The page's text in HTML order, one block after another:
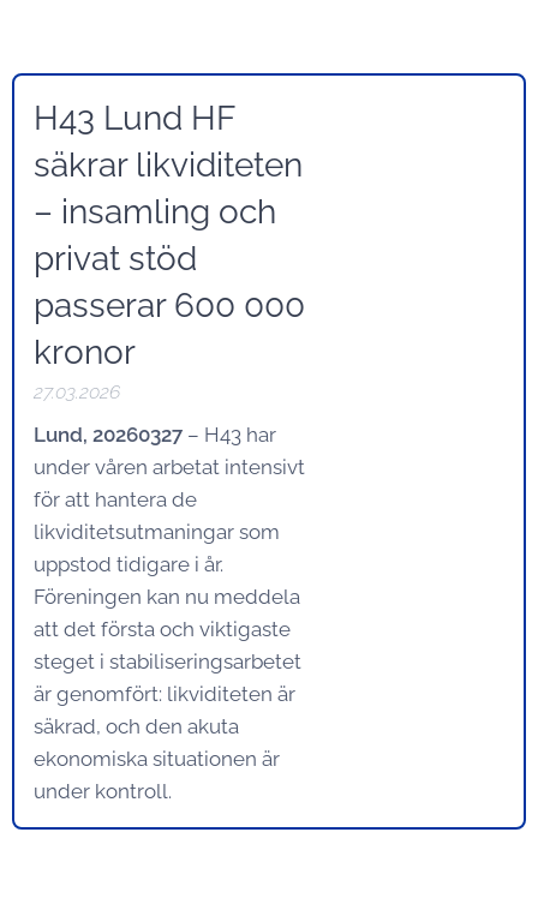
H43 Lund HF
säkrar likviditeten
– insamling och
privat stöd
passerar 600 000
kronor
27.03.2026
Lund, 20260327 – H43 har
under våren arbetat intensivt
för att hantera de
likviditetsutmaningar som
uppstod tidigare i år.
Föreningen kan nu meddela
att det första och viktigaste
steget i stabiliseringsarbetet
är genomfört: likviditeten är
säkrad, och den akuta
ekonomiska situationen är
under kontroll.